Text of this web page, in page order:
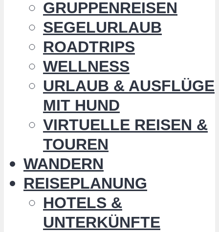
GRUPPENREISEN
SEGELURLAUB
ROADTRIPS
WELLNESS
URLAUB & AUSFLÜGE
MIT HUND
VIRTUELLE REISEN &
TOUREN
WANDERN
REISEPLANUNG
HOTELS &
UNTERKÜNFTE